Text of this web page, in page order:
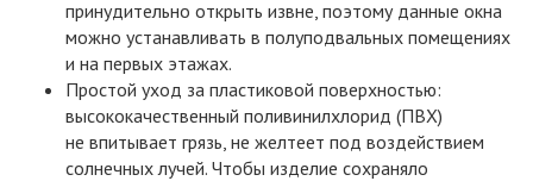
принудительно открыть извне, поэтому данные окна
можно устанавливать в полуподвальных помещениях
и на первых этажах.
Простой уход за пластиковой поверхностью:
высококачественный поливинилхлорид (ПВХ)
не впитывает грязь, не желтеет под воздействием
солнечных лучей. Чтобы изделие сохраняло